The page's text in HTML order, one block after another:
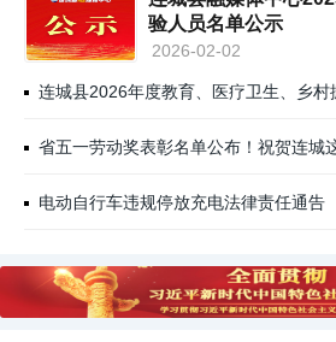
验人员名单公示
2026-02-02
省五一劳动奖表彰名单公布！祝贺连城
电动自行车违规停放充电法律责任通告